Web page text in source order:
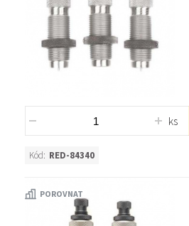
ks
Kód: RED-84340
POROVNAT